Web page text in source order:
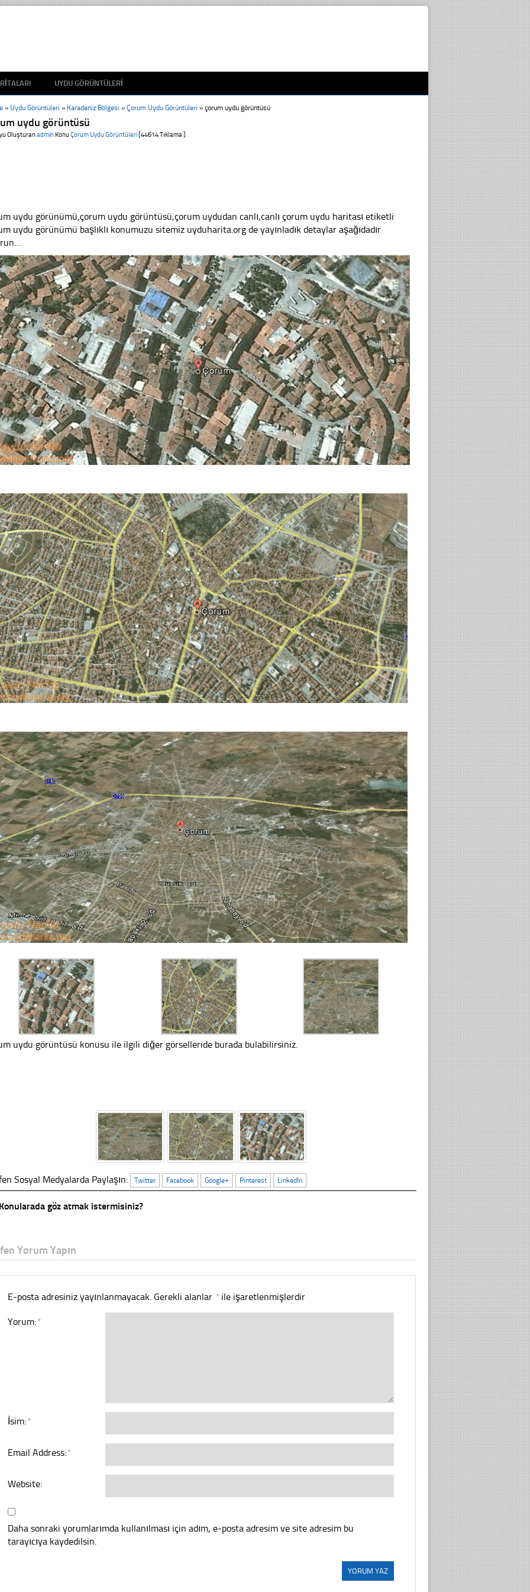
UYDU GÖRÜNTÜLERI
» Uydu Görüntüleri » Karadeniz Bölgesi »Çorum Uydu Görüntüleri »çorum uydu görüntüsü
uydu görüntüsü
Oluşturanadmin KonuÇorum Uydu Görüntüleri [44614 Tıklama ]
uydu görünümü,çorum uydu görüntüsü,çorum uydudan canlı,canlı çorum uydu haritası etiketli
uydu görünümü başlıklı konumuzu sitemiz uyduharita.org de yayınladık detaylar aşağıdadır
uydu görüntüsü konusu ile ilgili diğer görselleride burada bulabilirsiniz.
Sosyal Medyalarda Paylaşın: Twitter Facebook Google+ Pinterest LinkedIn
göz atmak istermisiniz?
Yorum Yapın
E-posta adresiniz yayınlanmayacak. Gerekli alanlar *ile işaretlenmişlerdir
Yorum:*
İsim:*
Email Address:*
Website:
Daha sonraki yorumlarımda kullanılması için adım, e-posta adresim ve site adresim bu
tarayıcıya kaydedilsin.